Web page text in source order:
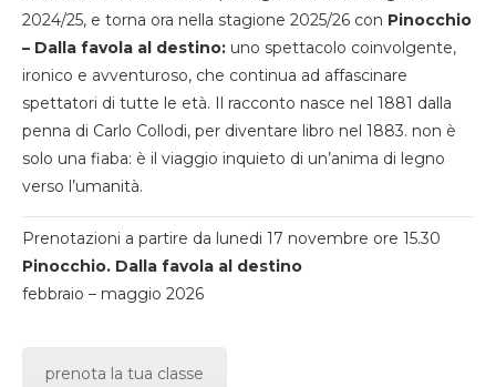
2024/25, e torna ora nella stagione 2025/26 con Pinocchio
– Dalla favola al destino: uno spettacolo coinvolgente,
ironico e avventuroso, che continua ad affascinare
spettatori di tutte le età. Il racconto nasce nel 1881 dalla
penna di Carlo Collodi, per diventare libro nel 1883. non è
solo una fiaba: è il viaggio inquieto di un’anima di legno
verso l’umanità.
Prenotazioni a partire da lunedi 17 novembre ore 15.30
Pinocchio. Dalla favola al destino
febbraio – maggio 2026
prenota la tua classe